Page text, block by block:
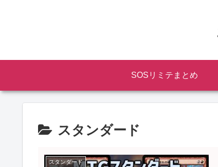
SOSリミテまとめ
スタンダード
スタンダード